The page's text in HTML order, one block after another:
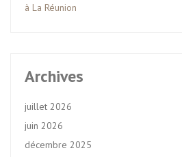
à La Réunion
Archives
juillet 2026
juin 2026
décembre 2025